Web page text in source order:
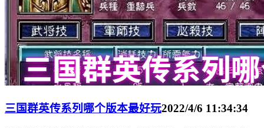
三国群英传系列哪个版本最好玩2022/4/6 11:34:34